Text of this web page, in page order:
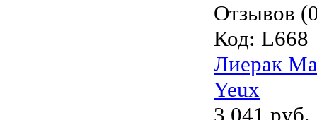
Отзывов
Код: L668
Лиерак
Yeux
3 041 руб.